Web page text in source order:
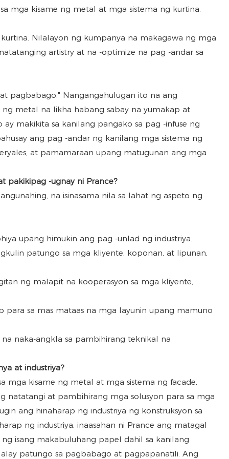
mga kisame ng metal at mga sistema ng kurtina.
Nilalayon ng kumpanya na makagawa ng mga
artistry at na -optimize na pag -andar sa
pagbabago." Nangangahulugan ito na ang
metal na likha habang sabay na yumakap at
makikita sa kanilang pangako sa pag -infuse ng
ang pag -andar ng kanilang mga sistema ng
at pamamaraan upang matugunan ang mga
pakikipag -ugnay ni Prance?
na isinasama nila sa lahat ng aspeto ng
upang himukin ang pag -unlad ng industriya.
patungo sa mga kliyente, koponan, at lipunan,
ng malapit na kooperasyon sa mga kliyente,
sa mas mataas na mga layunin upang mamuno
naka-angkla sa pambihirang teknikal na
at industriya?
mga kisame ng metal at mga sistema ng facade,
at pambihirang mga solusyon para sa mga
ang hinaharap ng industriya ng konstruksyon sa
ng industriya, inaasahan ni Prance ang matagal
isang makabuluhang papel dahil sa kanilang
patungo sa pagbabago at pagpapanatili. Ang